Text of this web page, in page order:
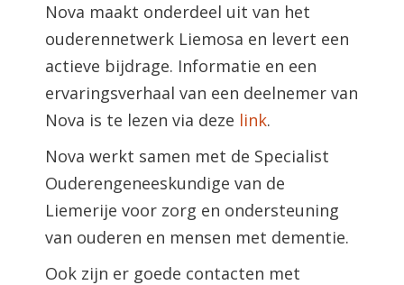
Nova maakt onderdeel uit van het
ouderennetwerk Liemosa en levert een
actieve bijdrage. Informatie en een
ervaringsverhaal van een deelnemer van
Nova is te lezen via deze link.
Nova werkt samen met de Specialist
Ouderengeneeskundige van de
Liemerije voor zorg en ondersteuning
van ouderen en mensen met dementie.
Ook zijn er goede contacten met